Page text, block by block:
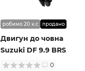
робимо 20 к.с продано
Двигун до човна
Suzuki DF 9.9 BRS
0